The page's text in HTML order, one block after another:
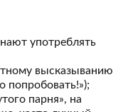
употреблять
высказыванию
попробовать!»);
парня», на